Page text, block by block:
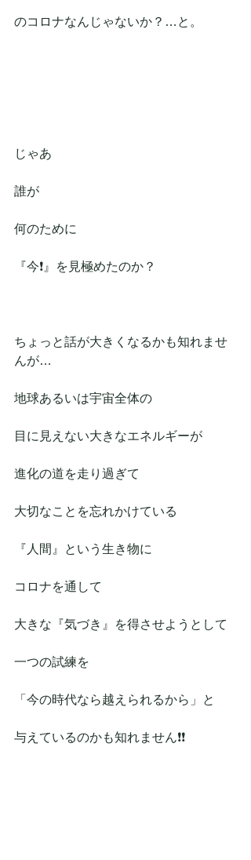
のコロナなんじゃないか？…と。
じゃあ
誰が
何のために
『今❗』を見極めたのか？
ちょっと話が大きくなるかも知れませ
んが…
地球あるいは宇宙全体の
目に見えない大きなエネルギーが
進化の道を走り過ぎて
大切なことを忘れかけている
『人間』という生き物に
コロナを通して
大きな『気づき』を得させようとして
一つの試練を
「今の時代なら越えられるから」と
与えているのかも知れません❗❗